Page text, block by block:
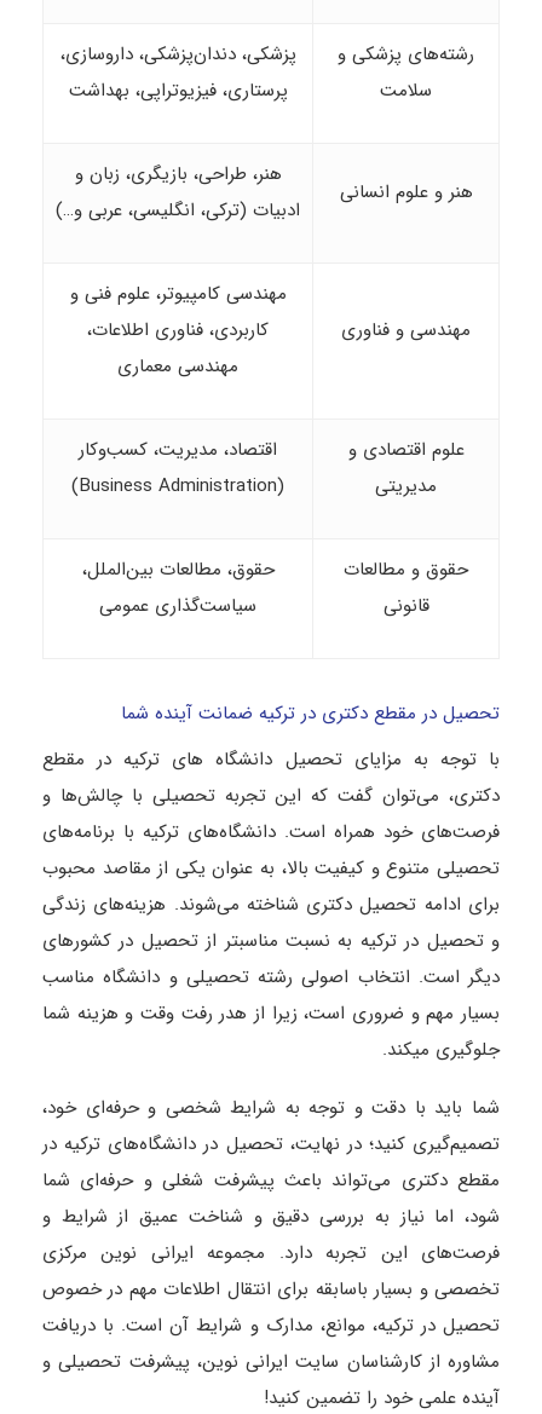
رشته‌های پزشکی و
سلامت
پزشکی، دندان‌پزشکی، داروسازی،
پرستاری، فیزیوتراپی، بهداشت
هنر و علوم انسانی
هنر، طراحی، بازیگری، زبان و
ادبیات (ترکی، انگلیسی، عربی و…)
مهندسی و فناوری
مهندسی کامپیوتر، علوم فنی و
کاربردی، فناوری اطلاعات،
مهندسی معماری
علوم اقتصادی و
مدیریتی
اقتصاد، مدیریت، کسب‌وکار
(Business Administration)
حقوق و مطالعات
قانونی
حقوق، مطالعات بین‌الملل،
سیاست‌گذاری عمومی
تحصیل در مقطع دکتری در ترکیه ضمانت آینده شما
با توجه به مزایای تحصیل دانشگاه های ترکیه در‌ مقطع
دکتری، می‌توان گفت که این تجربه تحصیلی با چالش‌ها و
فرصت‌های خود همراه است. دانشگاه‌های ترکیه با برنامه‌های
تحصیلی متنوع و کیفیت بالا، به عنوان یکی از مقاصد محبوب
برای ادامه تحصیل دکتری شناخته می‌شوند. هزینه‌های زندگی
و تحصیل در ترکیه به نسبت مناسب­تر از تحصیل در کشورهای
دیگر است. انتخاب اصولی رشته تحصیلی و دانشگاه مناسب
بسیار مهم و ضروری است، زیرا از هدر رفت وقت و هزینه شما
جلوگیری می­کند.
شما باید با دقت و توجه به شرایط شخصی و حرفه‌ای خود،
تصمیم‌گیری کنید؛ در نهایت، تحصیل در دانشگاه‌های ترکیه در
مقطع دکتری می‌تواند باعث پیشرفت شغلی و حرفه‌ای شما
شود، اما نیاز به بررسی دقیق و شناخت عمیق از شرایط و
فرصت‌های این تجربه دارد. مجموعه ایرانی نوین مرکزی
تخصصی و بسیار باسابقه برای انتقال اطلاعات مهم در خصوص
تحصیل در ترکیه، موانع، مدارک و شرایط آن است. با دریافت
مشاوره از کارشناسان سایت ایرانی نوین، پیشرفت تحصیلی و
آینده علمی خود را تضمین کنید!